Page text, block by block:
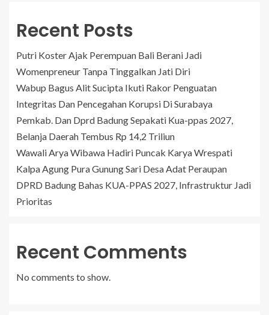
Recent Posts
Putri Koster Ajak Perempuan Bali Berani Jadi
Womenpreneur Tanpa Tinggalkan Jati Diri
Wabup Bagus Alit Sucipta Ikuti Rakor Penguatan
Integritas Dan Pencegahan Korupsi Di Surabaya
Pemkab. Dan Dprd Badung Sepakati Kua-ppas 2027,
Belanja Daerah Tembus Rp 14,2 Triliun
Wawali Arya Wibawa Hadiri Puncak Karya Wrespati
Kalpa Agung Pura Gunung Sari Desa Adat Peraupan
DPRD Badung Bahas KUA-PPAS 2027, Infrastruktur Jadi
Prioritas
Recent Comments
No comments to show.